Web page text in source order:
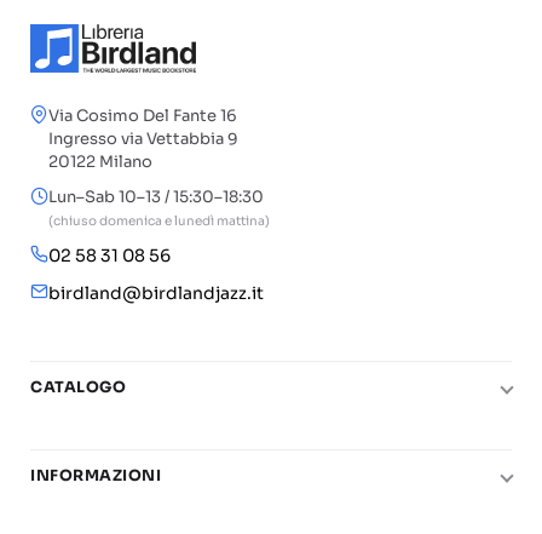
Via Cosimo Del Fante 16
Ingresso via Vettabbia 9
20122 Milano
Lun–Sab 10–13 / 15:30–18:30
(chiuso domenica e lunedì mattina)
02 58 31 08 56
birdland@birdlandjazz.it
CATALOGO
Chitarra
INFORMAZIONI